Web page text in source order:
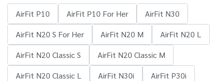
AirFit P10 AirFit P10 For Her
AirFit N30
AirFit N20 S For Her
AirFit N20 M
AirFit N20 L
AirFit N20 Classic S
AirFit N20 Classic M
AirFit N20 Classic L
AirFit N30i
AirFit P30i